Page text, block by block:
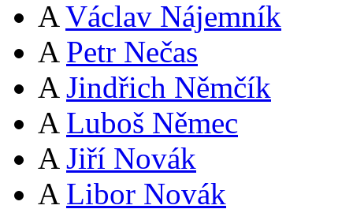
A Václav Nájemník
A Petr Nečas
A Jindřich Němčík
A Luboš Němec
A Jiří Novák
A Libor Novák